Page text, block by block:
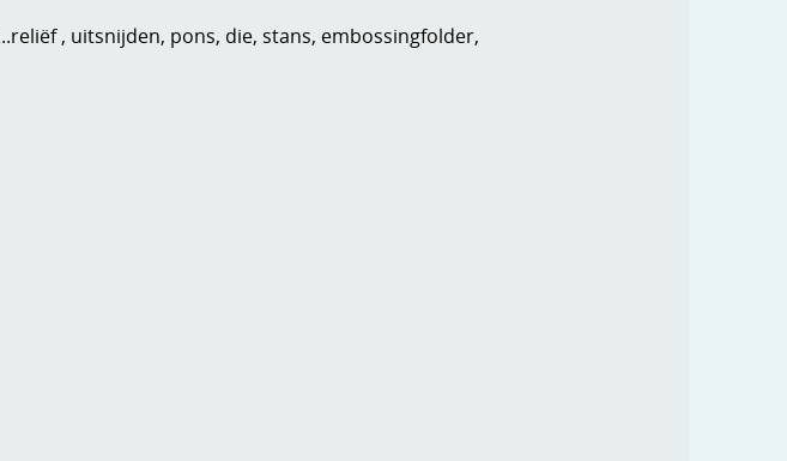
, uitsnijden, pons, die, stans, embossingfolder,